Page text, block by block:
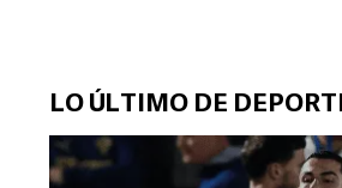
LO ÚLTIMO DE